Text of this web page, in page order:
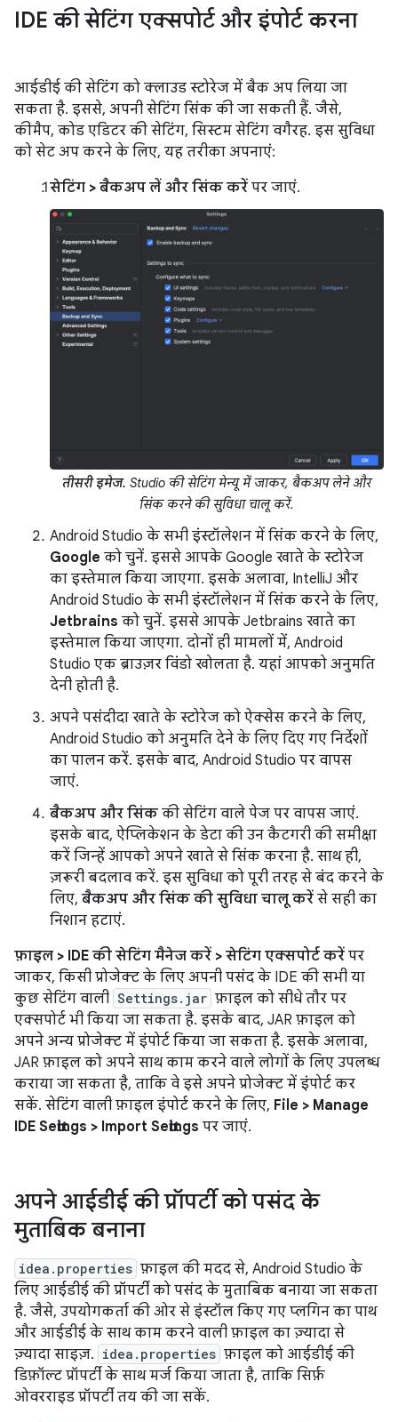
IDE की सेटिंग एक्सपोर्ट और इंपोर्ट करना
आईडीई की सेटिंग को क्लाउड स्टोरेज में बैक अप लिया जा
सकता है. इससे, अपनी सेटिंग सिंक की जा सकती हैं. जैसे,
कीमैप, कोड एडिटर की सेटिंग, सिस्टम सेटिंग वगैरह. इस सुविधा
को सेट अप करने के लिए, यह तरीका अपनाएं:
सेटिंग > बैकअप लें और सिंक करें पर जाएं.
तीसरी इमेज. Studio की सेटिंग मेन्यू में जाकर, बैकअप लेने और
सिंक करने की सुविधा चालू करें.
Android Studio के सभी इंस्टॉलेशन में सिंक करने के लिए,
Google को चुनें. इससे आपके Google खाते के स्टोरेज
का इस्तेमाल किया जाएगा. इसके अलावा, IntelliJ और
Android Studio के सभी इंस्टॉलेशन में सिंक करने के लिए,
Jetbrains को चुनें. इससे आपके Jetbrains खाते का
इस्तेमाल किया जाएगा. दोनों ही मामलों में, Android
Studio एक ब्राउज़र विंडो खोलता है. यहां आपको अनुमति
देनी होती है.
अपने पसंदीदा खाते के स्टोरेज को ऐक्सेस करने के लिए,
Android Studio को अनुमति देने के लिए दिए गए निर्देशों
का पालन करें. इसके बाद, Android Studio पर वापस
जाएं.
बैकअप और सिंक की सेटिंग वाले पेज पर वापस जाएं.
इसके बाद, ऐप्लिकेशन के डेटा की उन कैटगरी की समीक्षा
करें जिन्हें आपको अपने खाते से सिंक करना है. साथ ही,
ज़रूरी बदलाव करें. इस सुविधा को पूरी तरह से बंद करने के
लिए, बैकअप और सिंक की सुविधा चालू करें से सही का
निशान हटाएं.
फ़ाइल > IDE की सेटिंग मैनेज करें > सेटिंग एक्सपोर्ट करें पर
जाकर, किसी प्रोजेक्ट के लिए अपनी पसंद के IDE की सभी या
कुछ सेटिंग वाली Settings.jar फ़ाइल को सीधे तौर पर
एक्सपोर्ट भी किया जा सकता है. इसके बाद, JAR फ़ाइल को
अपने अन्य प्रोजेक्ट में इंपोर्ट किया जा सकता है. इसके अलावा,
JAR फ़ाइल को अपने साथ काम करने वाले लोगों के लिए उपलब्ध
कराया जा सकता है, ताकि वे इसे अपने प्रोजेक्ट में इंपोर्ट कर
सकें. सेटिंग वाली फ़ाइल इंपोर्ट करने के लिए, File > Manage
IDE Settings > Import Settings पर जाएं.
अपने आईडीई की प्रॉपर्टी को पसंद के
मुताबिक बनाना
idea.properties फ़ाइल की मदद से, Android Studio के
लिए आईडीई की प्रॉपर्टी को पसंद के मुताबिक बनाया जा सकता
है. जैसे, उपयोगकर्ता की ओर से इंस्टॉल किए गए प्लगिन का पाथ
और आईडीई के साथ काम करने वाली फ़ाइल का ज़्यादा से
ज़्यादा साइज़. idea.properties फ़ाइल को आईडीई की
डिफ़ॉल्ट प्रॉपर्टी के साथ मर्ज किया जाता है, ताकि सिर्फ़
ओवरराइड प्रॉपर्टी तय की जा सकें.